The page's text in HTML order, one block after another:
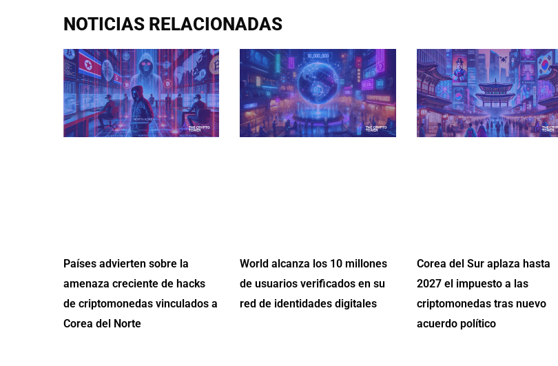
NOTICIAS RELACIONADAS
Países advierten sobre la
amenaza creciente de hacks
de criptomonedas vinculados a
Corea del Norte
World alcanza los 10 millones
de usuarios verificados en su
red de identidades digitales
Corea del Sur aplaza hasta
2027 el impuesto a las
criptomonedas tras nuevo
acuerdo político